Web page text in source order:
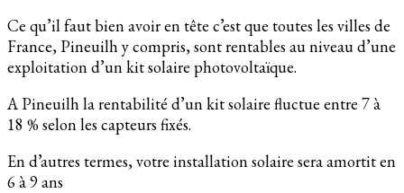
Ce qu’il faut bien avoir en tête c’est que toutes les villes de
France, Pineuilh y compris, sont rentables au niveau d’une
exploitation d’un kit solaire photovoltaïque.
A Pineuilh la rentabilité d’un kit solaire fluctue entre 7 à
18 % selon les capteurs fixés.
En d’autres termes, votre installation solaire sera amortit en
6 à 9 ans